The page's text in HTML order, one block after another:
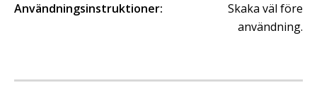
Användningsinstruktioner:
Skaka väl före
användning.